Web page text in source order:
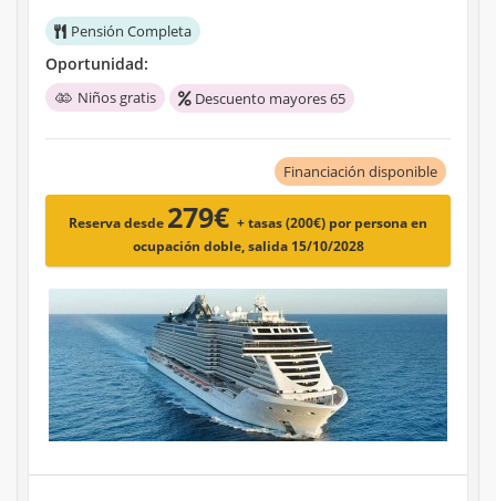
Pensión Completa
Oportunidad:
Niños gratis Descuento mayores 65
Financiación disponible
Reserva desde 279€ + tasas (200€) por persona en
ocupación doble, salida 15/10/2028